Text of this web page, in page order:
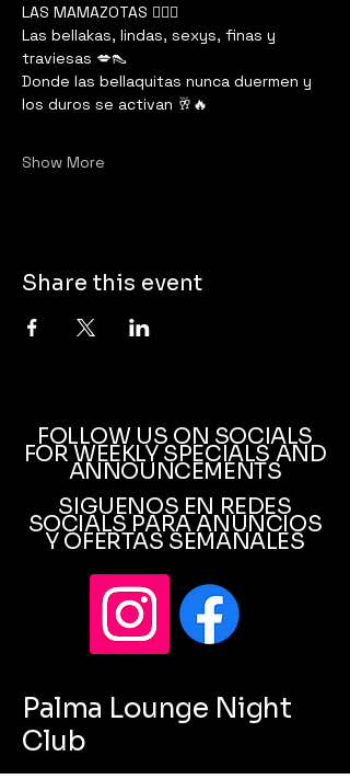
LAS MAMAZOTAS 😮‍💨🔥
Las bellakas, lindas, sexys, finas y
traviesas 💋👠
Donde las bellaquitas nunca duermen y
los duros se activan 🥂🔥
Show More
Share this event
FOLLOW US ON SOCIALS
FOR WEEKLY SPECIALS AND
ANNOUNCEMENTS
SIGUENOS EN REDES
SOCIALS PARA ANUNCIOS
Y OFERTAS SEMANALES
Palma Lounge Night
Club